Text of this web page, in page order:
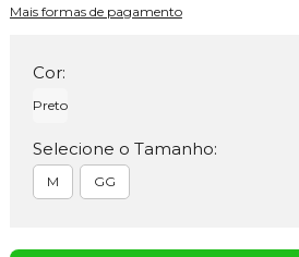
Mais formas de pagamento
Cor:
Preto
Selecione o Tamanho:
M GG